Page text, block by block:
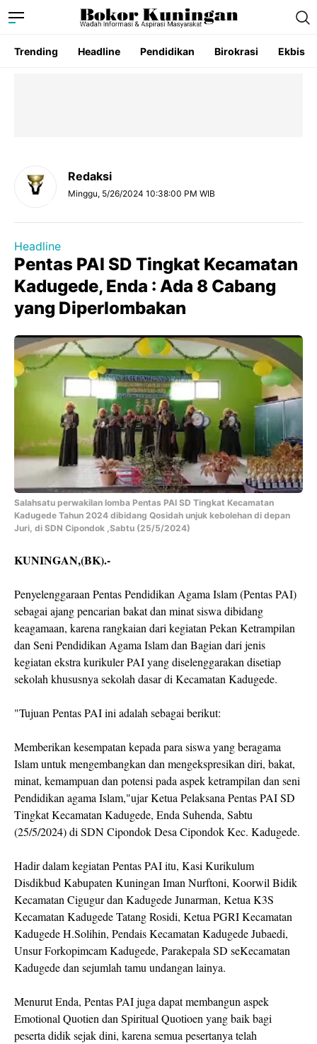
Trending Headline Pendidikan Birokrasi Ekbis
Redaksi
Minggu, 5/26/2024 10:38:00 PM WIB
Headline
Pentas PAI SD Tingkat Kecamatan
Kadugede, Enda : Ada 8 Cabang
yang Diperlombakan
Salahsatu perwakilan lomba Pentas PAI SD Tingkat Kecamatan
Kadugede Tahun 2024 dibidang Qosidah unjuk kebolehan di depan
Juri, di SDN Cipondok ,Sabtu (25/5/2024)
KUNINGAN,(BK).-
Penyelenggaraan Pentas Pendidikan Agama Islam (Pentas PAI)
sebagai ajang pencarian bakat dan minat siswa dibidang
keagamaan, karena rangkaian dari kegiatan Pekan Ketrampilan
dan Seni Pendidikan Agama Islam dan Bagian dari jenis
kegiatan ekstra kurikuler PAI yang diselenggarakan disetiap
sekolah khususnya sekolah dasar di Kecamatan Kadugede.
"Tujuan Pentas PAI ini adalah sebagai berikut:
Memberikan kesempatan kepada para siswa yang beragama
Islam untuk mengembangkan dan mengekspresikan diri, bakat,
minat, kemampuan dan potensi pada aspek ketrampilan dan seni
Pendidikan agama Islam,"ujar Ketua Pelaksana Pentas PAI SD
Tingkat Kecamatan Kadugede, Enda Suhenda, Sabtu
(25/5/2024) di SDN Cipondok Desa Cipondok Kec. Kadugede.
Hadir dalam kegiatan Pentas PAI itu, Kasi Kurikulum
Disdikbud Kabupaten Kuningan Iman Nurftoni, Koorwil Bidik
Kecamatan Cigugur dan Kadugede Junarman, Ketua K3S
Kecamatan Kadugede Tatang Rosidi, Ketua PGRI Kecamatan
Kadugede H.Solihin, Pendais Kecamatan Kadugede Jubaedi,
Unsur Forkopimcam Kadugede, Parakepala SD seKecamatan
Kadugede dan sejumlah tamu undangan lainya.
Menurut Enda, Pentas PAI juga dapat membangun aspek
Emotional Quotien dan Spiritual Quotioen yang baik bagi
peserta didik sejak dini, karena semua pesertanya telah